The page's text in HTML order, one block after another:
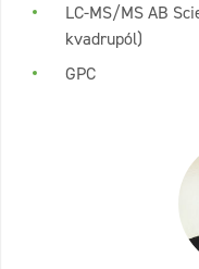
LC-MS/MS AB
kvadrupól)
GPC